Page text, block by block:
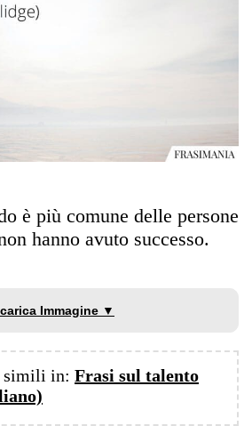
è più comune delle persone
hanno avuto successo.
Immagine ▼
simili in: Frasi sul talento